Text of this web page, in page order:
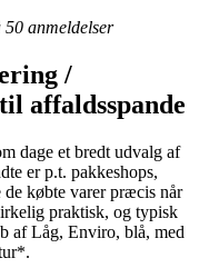
50 anmeldelser
/
affaldsspande
dage et bredt udvalg af
er p.t. pakkeshops,
købte varer præcis når
praktisk, og typisk
af Låg, Enviro, blå, med